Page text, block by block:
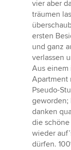
vier aber
träumen
ersten
und ganz
verlassen
Aus einem
Apartment
Pseudo-
geworden;
danken
die
wieder
dürfen.